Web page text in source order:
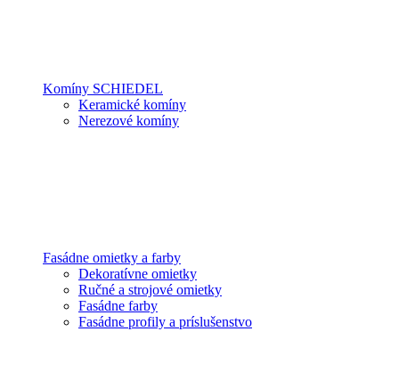
Komíny SCHIEDEL
Keramické komíny
Nerezové komíny
Fasádne omietky a farby
Dekoratívne omietky
Ručné a strojové omietky
Fasádne farby
Fasádne profily a príslušenstvo